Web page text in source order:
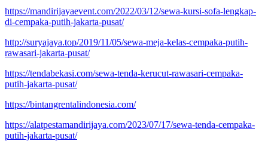
https://mandirijayaevent.com/2022/03/12/sewa-kursi-sofa-lengkap-
di-cempaka-putih-jakarta-pusat/
http://suryajaya.top/2019/11/05/sewa-meja-kelas-cempaka-putih-
rawasari-jakarta-pusat/
https://tendabekasi.com/sewa-tenda-kerucut-rawasari-cempaka-
putih-jakarta-pusat/
https://bintangrentalindonesia.com/
https://alatpestamandirijaya.com/2023/07/17/sewa-tenda-cempaka-
putih-jakarta-pusat/